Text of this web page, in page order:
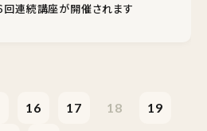
回連続講座が開催されます
16 17 18 19